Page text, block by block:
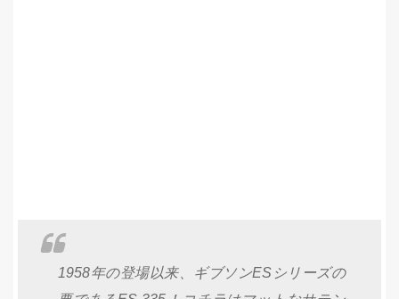
1958年の登場以来、ギブソンESシリーズの